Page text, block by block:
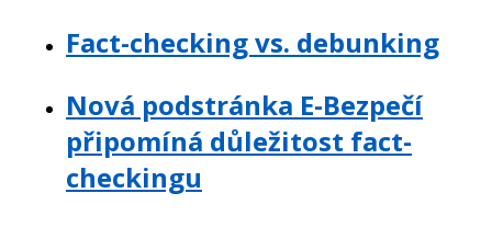
Fact-checking vs. debunking
Nová podstránka E-Bezpečí
připomíná důležitost fact-
checkingu